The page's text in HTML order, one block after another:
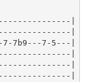
|
|
7b9---7-5---|
|
|
|